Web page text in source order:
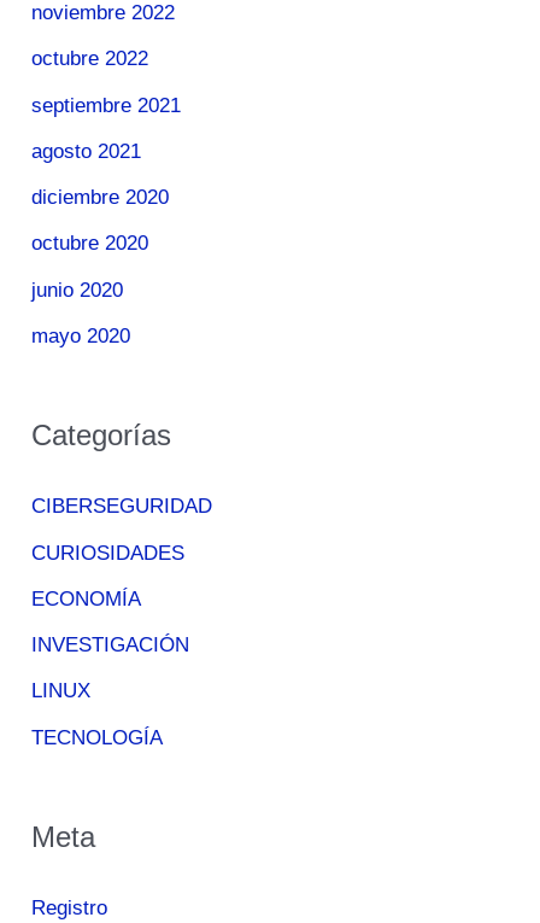
noviembre 2022
octubre 2022
septiembre 2021
agosto 2021
diciembre 2020
octubre 2020
junio 2020
mayo 2020
Categorías
CIBERSEGURIDAD
CURIOSIDADES
ECONOMÍA
INVESTIGACIÓN
LINUX
TECNOLOGÍA
Meta
Registro